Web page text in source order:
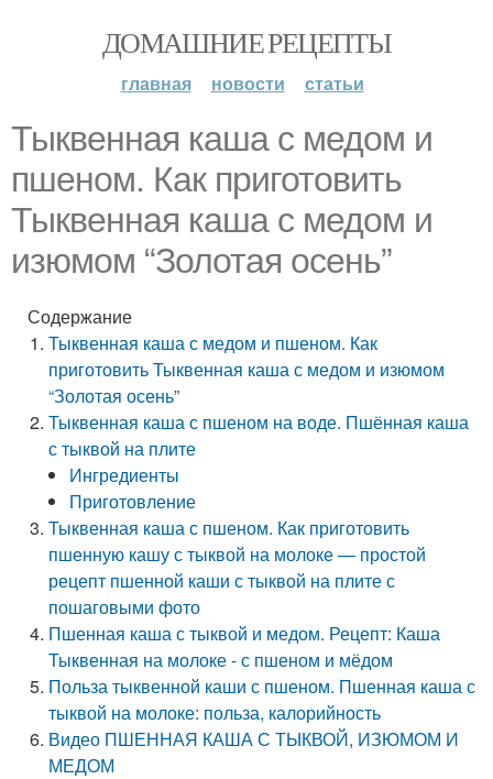
ДОМАШНИЕ РЕЦЕПТЫ
главная новости статьи
Тыквенная каша с медом и
пшеном. Как приготовить
Тыквенная каша с медом и
изюмом “Золотая осень”
Содержание
Тыквенная каша с медом и пшеном. Как
приготовить Тыквенная каша с медом и изюмом
“Золотая осень”
Тыквенная каша с пшеном на воде. Пшённая каша
с тыквой на плите
Ингредиенты
Приготовление
Тыквенная каша с пшеном. Как приготовить
пшенную кашу с тыквой на молоке — простой
рецепт пшенной каши с тыквой на плите с
пошаговыми фото
Пшенная каша с тыквой и медом. Рецепт: Каша
Тыквенная на молоке - с пшеном и мёдом
Польза тыквенной каши с пшеном. Пшенная каша с
тыквой на молоке: польза, калорийность
Видео ПШЕННАЯ КАША С ТЫКВОЙ, ИЗЮМОМ И
МЕДОМ